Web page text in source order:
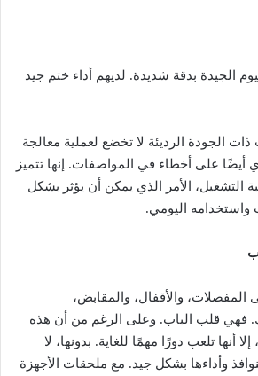
الجيدة بدقة شديدة. لديهم أداء ختم جيد
الجودة الرديئة لا تخضع لعملية معالجة
على أخطاء في المواصفات. إنها تتميز
التشغيل، الأمر الذي يمكن أن يؤثر بشكل
اليومي.
والأقفال، والمقابض،
فهي قلب الباب. وعلى الرغم من أن هذه
أنها تلعب دورًا مهمًا للغاية. بدونها، لا
وأداءها بشكل جيد. مع ملحقات الأجهزة